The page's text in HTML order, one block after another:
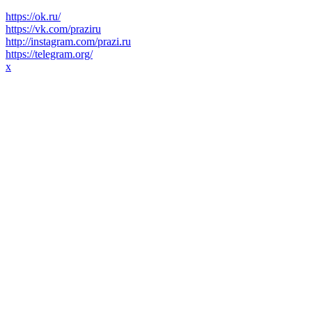
https://ok.ru/
https://vk.com/praziru
http://instagram.com/prazi.ru
https://telegram.org/
x